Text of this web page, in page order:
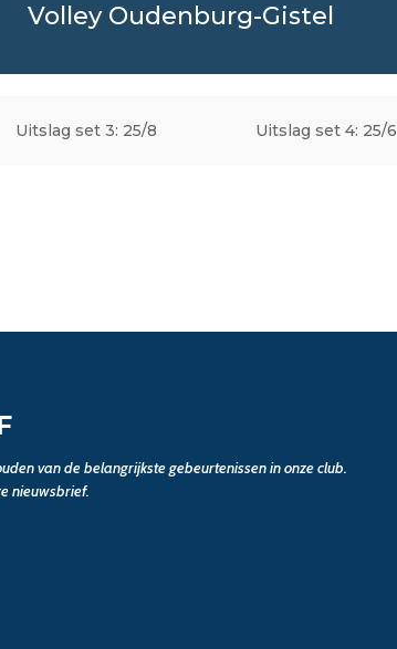
Volley Oudenburg-Gistel
Uitslag set 3: 25/8 Uitslag set 4: 25/6
van de belangrijkste gebeurtenissen in onze club.
nieuwsbrief.